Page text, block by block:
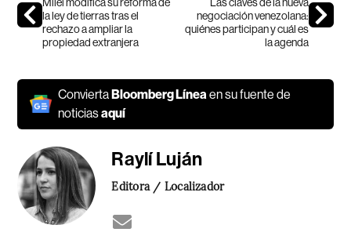
la ley de tierras tras el
rechazo a ampliar la
propiedad extranjera
negociación venezolana:
quiénes participan y cuál es
la agenda
ConviertaBloomberg Línea en su fuente de
noticiasaquí
Raylí Luján
Editora / Localizador